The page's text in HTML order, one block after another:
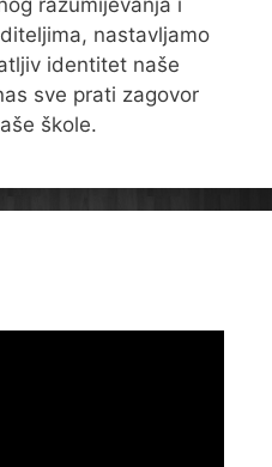
razumijevanja i
nastavljamo
identitet naše
sve prati zagovor
škole.